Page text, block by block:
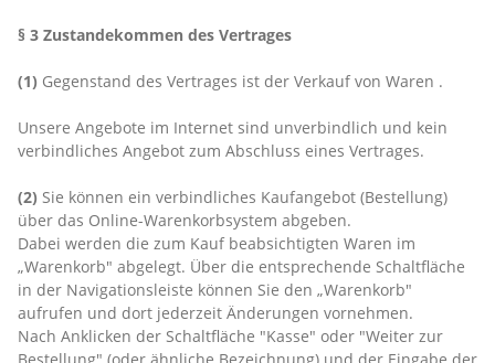
§ 3 Zustandekommen des Vertrages
(1) Gegenstand des Vertrages ist der Verkauf von Waren .
Unsere Angebote im Internet sind unverbindlich und kein
verbindliches Angebot zum Abschluss eines Vertrages.
(2) Sie können ein verbindliches Kaufangebot (Bestellung)
über das Online-Warenkorbsystem abgeben.
Dabei werden die zum Kauf beabsichtigten Waren im
„Warenkorb" abgelegt. Über die entsprechende Schaltfläche
in der Navigationsleiste können Sie den „Warenkorb"
aufrufen und dort jederzeit Änderungen vornehmen.
Nach Anklicken der Schaltfläche "Kasse" oder "Weiter zur